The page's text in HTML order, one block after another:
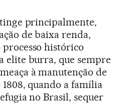
principalmente,
de baixa renda,
histórico
elite burra, que sempre
à manutenção de
quando a família
no Brasil, sequer